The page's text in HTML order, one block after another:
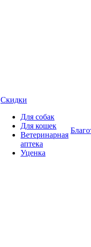
Скидки
Для собак
Для кошек
Ветеринарная
аптека
Уценка